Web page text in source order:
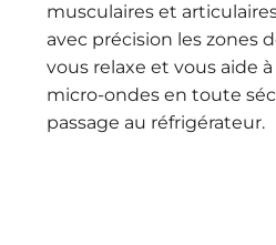
musculaires et
avec précision les zones
vous relaxe et vous aide
micro-ondes en toute
passage au réfrigérateur.